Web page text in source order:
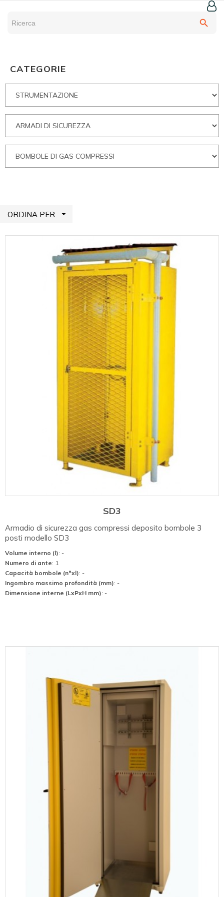
search
CATEGORIE
ORDINA PER 
SD3
Armadio di sicurezza gas compressi deposito bombole 3
posti modello SD3
Volume interno (l): -
Numero di ante: 1
Capacità bombole (n°xl): -
Ingombro massimo profondità (mm): -
Dimensione interne (LxPxH mm): -